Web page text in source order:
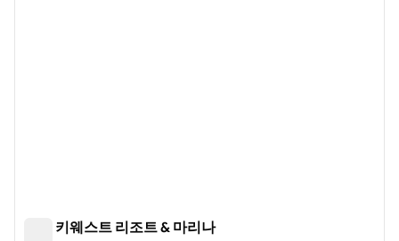
힐튼 키웨스트 리조트 & 마리나